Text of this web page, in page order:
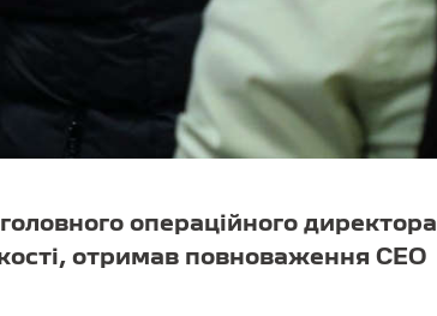
операційного директора
отримав повноваження CEO